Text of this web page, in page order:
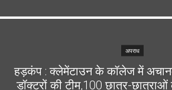
अपराध
हड़कंप : क्लेमेंटाउन के कॉलेज में
डॉक्टरों की टीम,100 छात्र-